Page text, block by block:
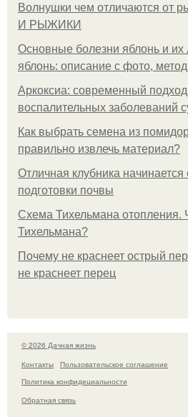
Волнушки чем отличаются от
И РЫЖИКИ
Основные болезни яблонь и их
яблонь: описание с фото,
Аркоксиа: современный
воспалительных заболеваний
Как выбрать семена из
правильно извлечь материал?
Отличная клубника начинается
подготовки почвы
Схема Тихельмана отопления.
Тихельмана?
Почему не краснеет острый
не краснеет перец
© 2026 Дачная жизнь
Контакты
Пользовательское соглашение
Политика конфидециальности
Обратная связь